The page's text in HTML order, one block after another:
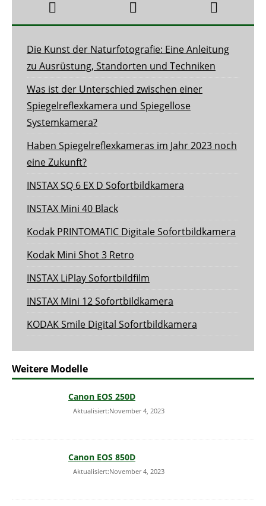
Die Kunst der Naturfotografie: Eine Anleitung
zu Ausrüstung, Standorten und Techniken
Was ist der Unterschied zwischen einer
Spiegelreflexkamera und Spiegellose
Systemkamera?
Haben Spiegelreflexkameras im Jahr 2023 noch
eine Zukunft?
INSTAX SQ 6 EX D Sofortbildkamera
INSTAX Mini 40 Black
Kodak PRINTOMATIC Digitale Sofortbildkamera
Kodak Mini Shot 3 Retro
INSTAX LiPlay Sofortbildfilm
INSTAX Mini 12 Sofortbildkamera
KODAK Smile Digital Sofortbildkamera
Weitere Modelle
Canon EOS 250D
Aktualisiert:November 4, 2023
Canon EOS 850D
Aktualisiert:November 4, 2023